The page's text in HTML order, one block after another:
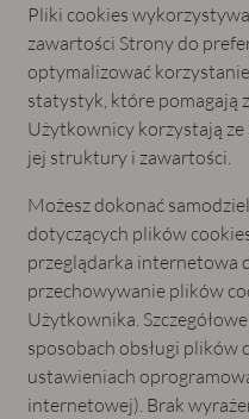
Pliki cookies
zawartości Strony do
optymalizować
statystyk, które pomagają
Użytkownicy korzystają
jej struktury i zawartości.
Możesz dokonać
dotyczących plików
przeglądarka internetowa
przechowywanie plików
Użytkownika.
sposobach obsługi plików
ustawieniach
internetowej). Brak